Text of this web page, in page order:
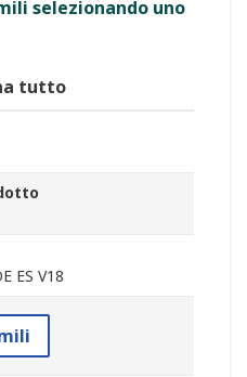
selezionando uno
tutto
ES V18